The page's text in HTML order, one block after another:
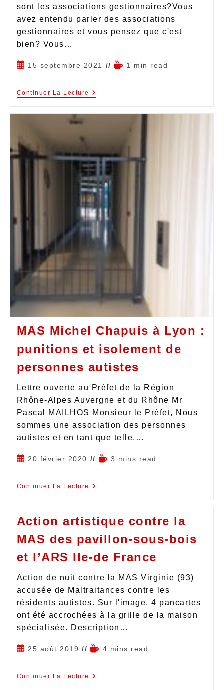
sont les associations gestionnaires?Vous
avez entendu parler des associations
gestionnaires et vous pensez que c'est
bien? Vous…
15 septembre 2021 1 min read
Continuer La Lecture
MAS Michel Chapuis à Lyon :
punitions et isolement de
personnes autistes
Lettre ouverte au Préfet de la Région
Rhône-Alpes Auvergne et du Rhône Mr
Pascal MAILHOS Monsieur le Préfet, Nous
sommes une association des personnes
autistes et en tant que telle,…
20 février 2020 3 mins read
Continuer La Lecture
Action artistique contre la
MAS des pavillon-sous-bois
et l’ARS Ile-de France
Action de nuit contre la MAS Virginie (93)
accusée de Maltraitances contre les
résidents autistes. Sur l'image, 4 pancartes
ont été accrochées à la grille de la maison
spécialisée. Description…
25 août 2019 4 mins read
Continuer La Lecture